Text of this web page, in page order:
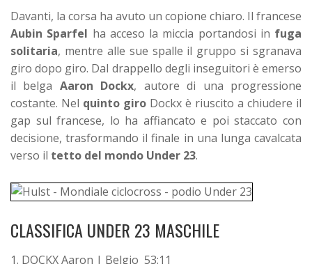
Davanti, la corsa ha avuto un copione chiaro. Il francese
Aubin Sparfel ha acceso la miccia portandosi in fuga
solitaria, mentre alle sue spalle il gruppo si sgranava
giro dopo giro. Dal drappello degli inseguitori è emerso
il belga Aaron Dockx, autore di una progressione
costante. Nel quinto giro Dockx è riuscito a chiudere il
gap sul francese, lo ha affiancato e poi staccato con
decisione, trasformando il finale in una lunga cavalcata
verso il tetto del mondo Under 23.
CLASSIFICA UNDER 23 MASCHILE
1. DOCKX Aaron | Belgio 53:11